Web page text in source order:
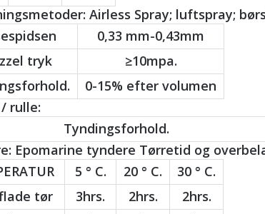
Airless Spray; luftspray;
0,33 mm-0,43mm
tryk
≥10mpa.
0-15% efter volumen
rulle:
Tyndingsforhold.
Epomarine tyndere Tørretid og
5 ° C. 20 ° C.
30 ° C.
tør
3hrs. 2hrs.
2hrs.